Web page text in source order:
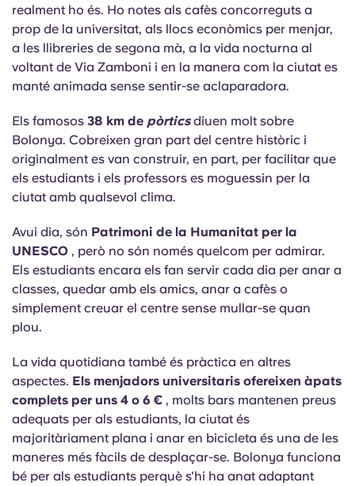
realment ho és. Ho notes als cafès concorreguts a
prop de la universitat, als llocs econòmics per menjar,
a les llibreries de segona mà, a la vida nocturna al
voltant de Via Zamboni i en la manera com la ciutat es
manté animada sense sentir-se aclaparadora.
Els famosos 38 km de pòrtics diuen molt sobre
Bolonya. Cobreixen gran part del centre històric i
originalment es van construir, en part, per facilitar que
els estudiants i els professors es moguessin per la
ciutat amb qualsevol clima.
Avui dia, són Patrimoni de la Humanitat per la
UNESCO , però no són només quelcom per admirar.
Els estudiants encara els fan servir cada dia per anar a
classes, quedar amb els amics, anar a cafès o
simplement creuar el centre sense mullar-se quan
plou.
La vida quotidiana també és pràctica en altres
aspectes. Els menjadors universitaris ofereixen àpats
complets per uns 4 o 6 € , molts bars mantenen preus
adequats per als estudiants, la ciutat és
majoritàriament plana i anar en bicicleta és una de les
maneres més fàcils de desplaçar-se. Bolonya funciona
bé per als estudiants perquè s'hi ha anat adaptant